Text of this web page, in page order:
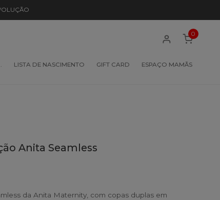
LISTA DE NASCIMENTO GIFT CARD ESPAÇO MAMÃS
0
Anita Seamless
da Anita Maternity, com copas duplas em